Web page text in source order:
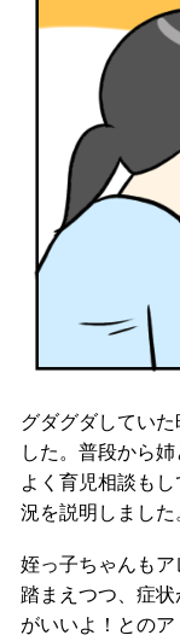
グダグダしてい
した。普段から
よく育児相談も
況を説明しました
姪っ子ちゃんも
踏まえつつ、症
がいいよ！との